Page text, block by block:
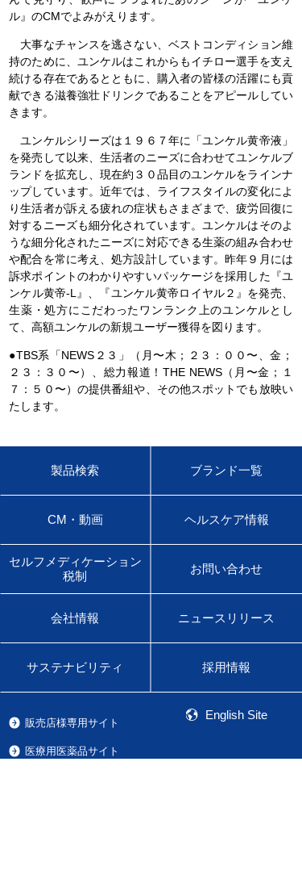
ル』のCMでよみがえります。
大事なチャンスを逃さない、ベストコンディション維
持のために、ユンケルはこれからもイチロー選手を支え
続ける存在であるとともに、購入者の皆様の活躍にも貢
献できる滋養強壮ドリンクであることをアピールしてい
きます。
ユンケルシリーズは１９６７年に「ユンケル黄帝液」
を発売して以来、生活者のニーズに合わせてユンケルブ
ランドを拡充し、現在約３０品目のユンケルをラインナ
ップしています。近年では、ライフスタイルの変化によ
り生活者が訴える疲れの症状もさまざまで、疲労回復に
対するニーズも細分化されています。ユンケルはそのよ
うな細分化されたニーズに対応できる生薬の組み合わせ
や配合を常に考え、処方設計しています。昨年９月には
訴求ポイントのわかりやすいパッケージを採用した『ユ
ンケル黄帝-L』、『ユンケル黄帝ロイヤル２』を発売、
生薬・処方にこだわったワンランク上のユンケルとし
て、高額ユンケルの新規ユーザー獲得を図ります。
●TBS系「NEWS２３」（月〜木；２３：００〜、金；
２３：３０〜）、総力報道！THE NEWS（月〜金；１
７：５０〜）の提供番組や、その他スポットでも放映い
たします。
製品検索 ブランド一覧
CM・動画 ヘルスケア情報
セルフメディケーション
税制
お問い合わせ
会社情報 ニュースリリース
サステナビリティ 採用情報
English Site
販売店様専用サイト
医療用医薬品サイト